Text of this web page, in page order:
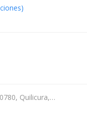
Quilicura,